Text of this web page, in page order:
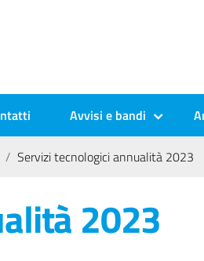
Avvisi e bandi
Servizi tecnologici annualità 2023
2023